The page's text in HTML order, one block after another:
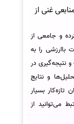
غنی از
و جامعی از
باارزشی را به
نتیجه‌گیری در
و نتایج
بسیار
می‌توانید از